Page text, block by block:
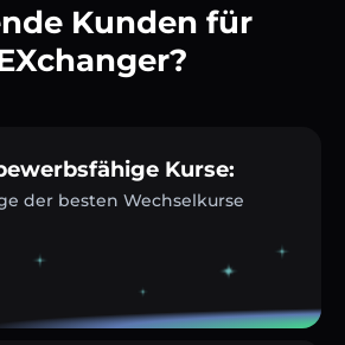
Kunden für
Kurse:
der besten Wechselkurse